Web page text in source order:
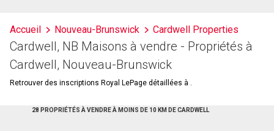
et
les
historiques
d'inscriptions
Accueil Nouveau-Brunswick Cardwell Properties
Cardwell, NB Maisons à vendre - Propriétés à
Cardwell, Nouveau-Brunswick
Retrouver des inscriptions Royal LePage détaillées à .
28 PROPRIÉTÉS À VENDRE À MOINS DE 10 KM DE CARDWELL